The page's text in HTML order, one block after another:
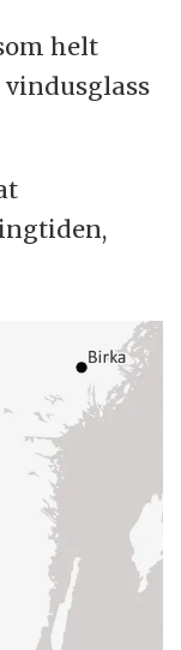
helt